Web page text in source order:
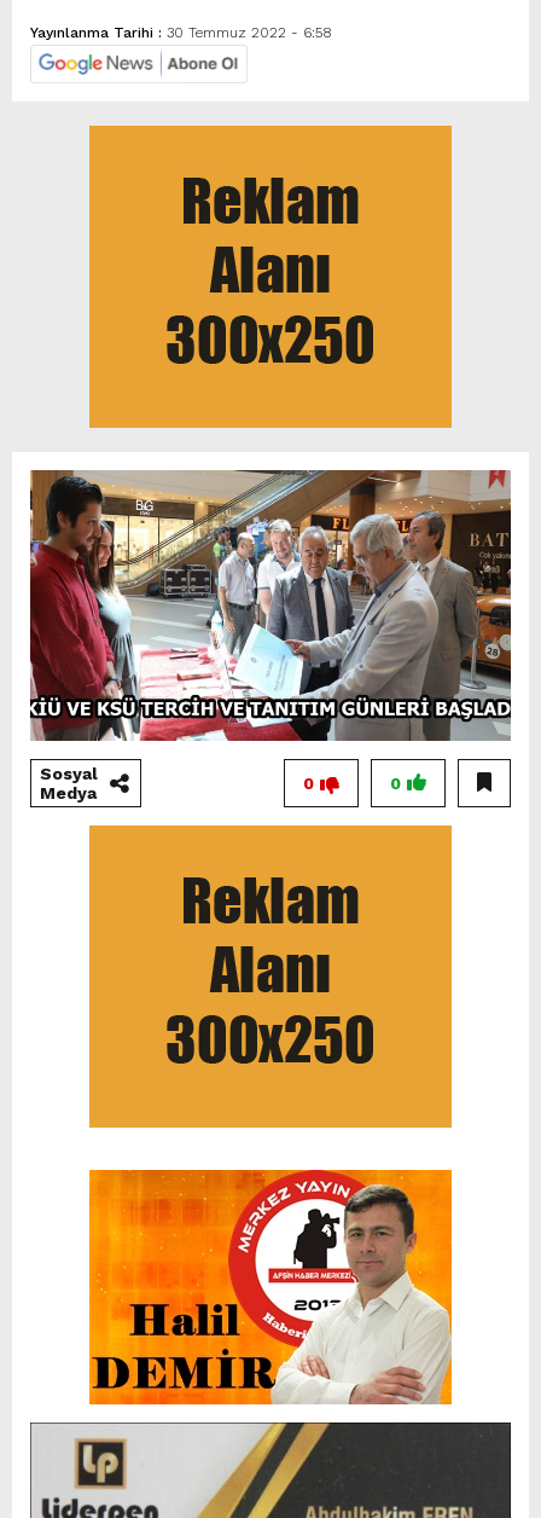
Yayınlanma Tarihi : 30 Temmuz 2022 - 6:58
Sosyal
Medya
0
0